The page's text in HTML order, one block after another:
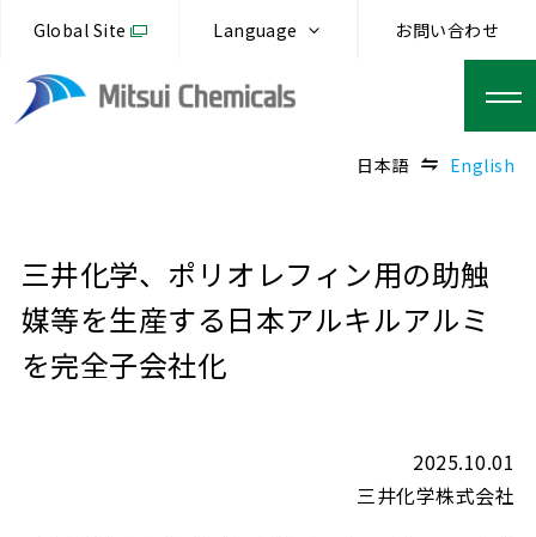
Global Site Language お問い合わせ
日本語 English
三井化学、ポリオレフィン用の助触
媒等を生産する日本アルキルアルミ
を完全子会社化
2025.10.01
三井化学株式会社